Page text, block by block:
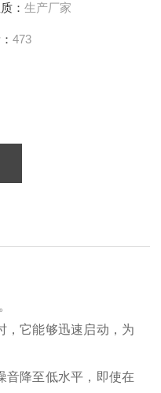
： 生产厂家
473
它能够迅速启动，为
音降至低水平，即使在